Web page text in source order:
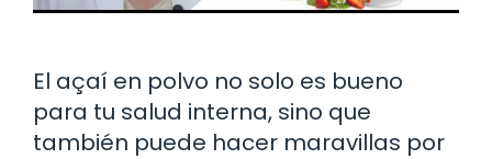
El açaí en polvo no solo es bueno
para tu salud interna, sino que
también puede hacer maravillas por